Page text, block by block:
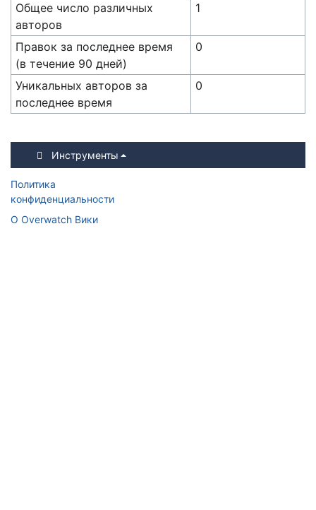
Общее число различных
авторов
1
Правок за последнее время
(в течение 90 дней)
0
Уникальных авторов за
последнее время
0
Инструменты
Политика
конфиденциальности
О Overwatch Вики